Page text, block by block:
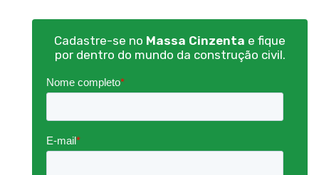
Cadastre-se no Massa Cinzenta e fique
por dentro do mundo da construção civil.